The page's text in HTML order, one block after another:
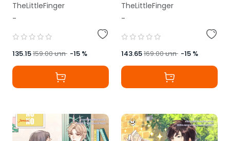
TheLittleFinger
-
135.15159.00บาท -15 %
รักร้ายละลายหัวใจ ชุด
Prince of Zodiac
TheLittleFinger
-
143.65169.00บาท -15 %